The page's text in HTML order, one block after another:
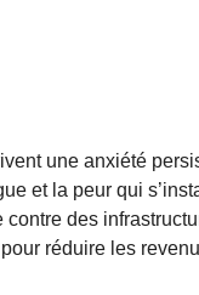
une anxiété
et la peur qui
des
réduire les